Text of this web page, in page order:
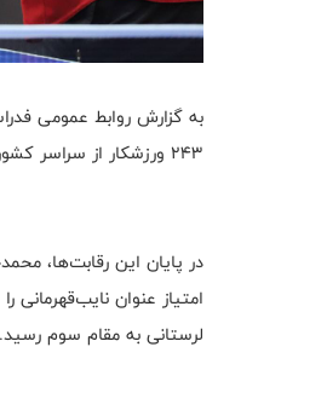
به گزارش روابط عمومی
۲۴۳ ورزشکار از سراسر کشور به میزبانی استان فارس برگزار شد، با اعلام نفرات برتر به پایان رسید.
لرستانی به مقام سوم رسید.